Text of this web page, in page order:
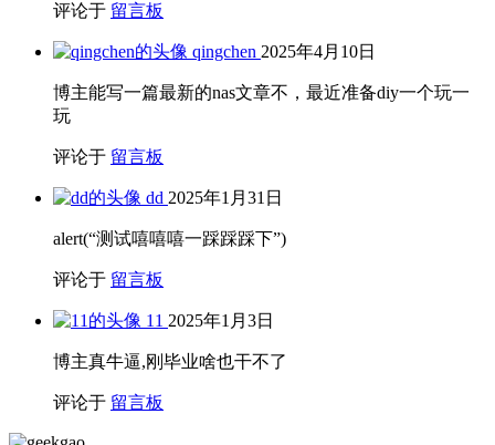
评论于 留言板
qingchen 2025年4月10日
博主能写一篇最新的nas文章不，最近准备diy一个玩一
玩
评论于 留言板
dd 2025年1月31日
alert(“测试嘻嘻嘻一踩踩踩下”)
评论于 留言板
11 2025年1月3日
博主真牛逼,刚毕业啥也干不了
评论于 留言板